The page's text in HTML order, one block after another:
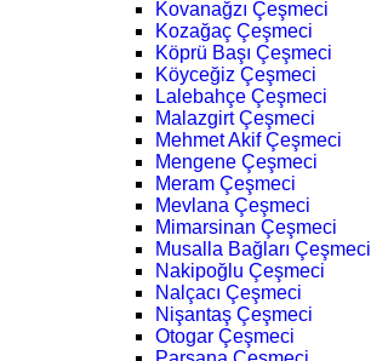
Kovanağzı Çeşmeci
Kozağaç Çeşmeci
Köprü Başı Çeşmeci
Köyceğiz Çeşmeci
Lalebahçe Çeşmeci
Malazgirt Çeşmeci
Mehmet Akif Çeşmeci
Mengene Çeşmeci
Meram Çeşmeci
Mevlana Çeşmeci
Mimarsinan Çeşmeci
Musalla Bağları Çeşmeci
Nakipoğlu Çeşmeci
Nalçacı Çeşmeci
Nişantaş Çeşmeci
Otogar Çeşmeci